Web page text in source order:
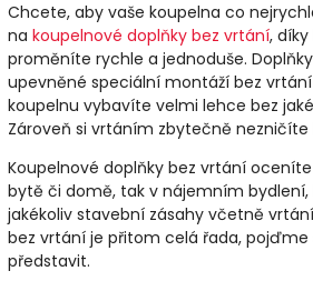
Chcete, aby vaše koupelna co
na koupelnové doplňky bez vrtání,
proměníte rychle a jednoduše.
upevněné speciální montáží bez vrtání
koupelnu vybavíte velmi lehce bez
Zároveň si vrtáním zbytečně nezničíte
Koupelnové doplňky bez vrtání
bytě či domě, tak v nájemním bydlení,
jakékoliv stavební zásahy včetně
bez vrtání je přitom celá řada, pojďme
představit.